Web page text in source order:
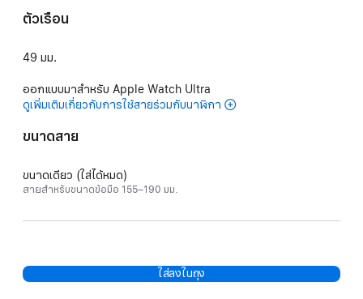
ตัวเรือน
49 มม.
ออกแบบมาสำหรับ Apple Watch Ultra
ดูเพิ่มเติมเกี่ยวกับการใช้สายร่วมกับนาฬิกา
ขนาดสาย
ขนาดเดียว (ใส่ได้หมด)
สายสำหรับขนาดข้อมือ 155–190 มม.
ใส่ลงในถุง